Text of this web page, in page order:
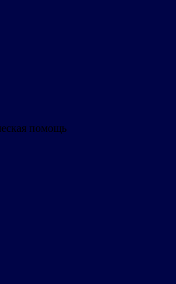
помощь